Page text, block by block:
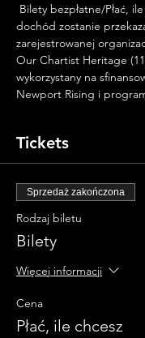
dochód zostanie
zarejestrowanej
Our Chartist Heritage
wykorzystany na
Newport Rising i
Tickets
Sprzedaż zakończona
Rodzaj biletu
Bilety
Więcej informacji
Cena
Płać, ile chcesz